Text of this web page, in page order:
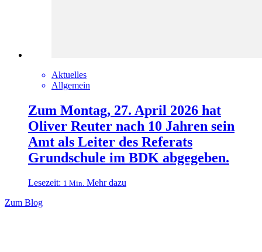
Aktuelles
Allgemein
Zum Montag, 27. April 2026 hat
Oliver Reuter nach 10 Jahren sein
Amt als Leiter des Referats
Grundschule im BDK abgegeben.
Lesezeit: 1 Min. Mehr dazu
Zum Blog